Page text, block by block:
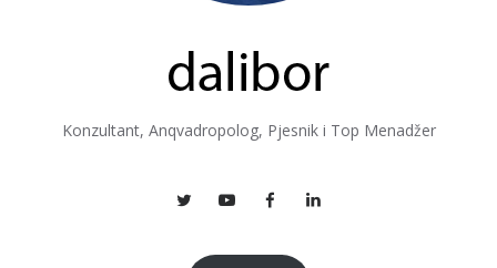
Konzultant, Anqvadropolog, Pjesnik i Top Menadžer